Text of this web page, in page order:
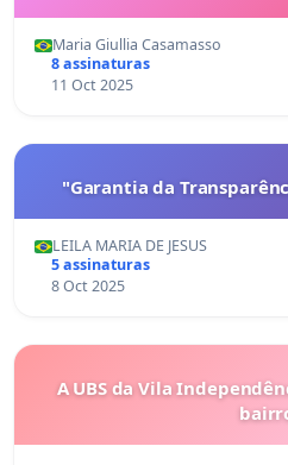
Maria Giullia Casamasso
8 assinaturas
11 Oct 2025
"Garantia da
LEILA MARIA DE JESUS
5 assinaturas
8 Oct 2025
A UBS da Vila